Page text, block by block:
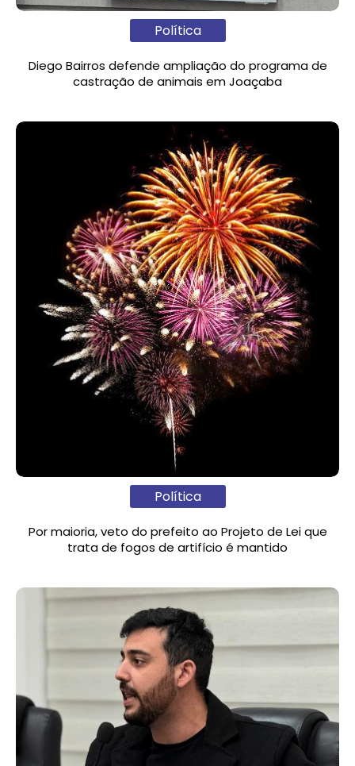
Política
Diego Bairros defende ampliação do programa de
castração de animais em Joaçaba
Política
Por maioria, veto do prefeito ao Projeto de Lei que
trata de fogos de artifício é mantido